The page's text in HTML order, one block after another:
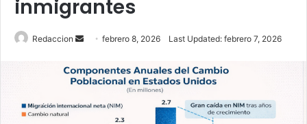
inmigrantes
Redaccion
Send
email
febrero 8, 2026 Last Updated: febrero 7, 2026